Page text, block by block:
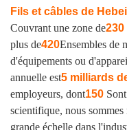
Fils et câbles de
Couvrant une zone de230
plus de420Ensembles de
d'équipements ou
annuelle est5 milliards
employeurs, dont150
scientifique, nous
grande échelle dans